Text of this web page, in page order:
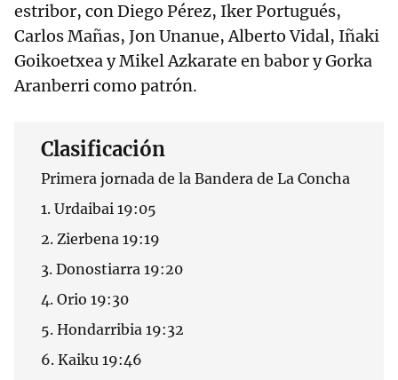
estribor, con Diego Pérez, Iker Portugués,
Carlos Mañas, Jon Unanue, Alberto Vidal, Iñaki
Goikoetxea y Mikel Azkarate en babor y Gorka
Aranberri como patrón.
Clasificación
Primera jornada de la Bandera de La Concha
1. Urdaibai 19:05
2. Zierbena 19:19
3. Donostiarra 19:20
4. Orio 19:30
5. Hondarribia 19:32
6. Kaiku 19:46